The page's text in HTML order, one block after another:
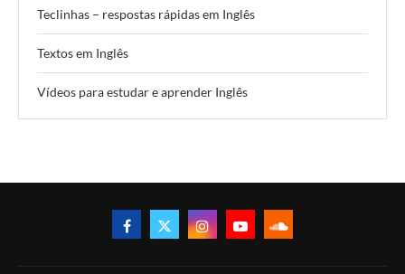
Teclinhas – respostas rápidas em Inglês
Textos em Inglês
Vídeos para estudar e aprender Inglês